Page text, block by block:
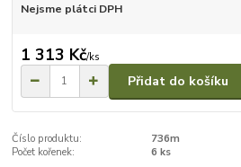
Nejsme plátci DPH
1 313 Kč/ks
Přidat do košíku
Číslo produktu:
736m
Počet kořenek:
6 ks